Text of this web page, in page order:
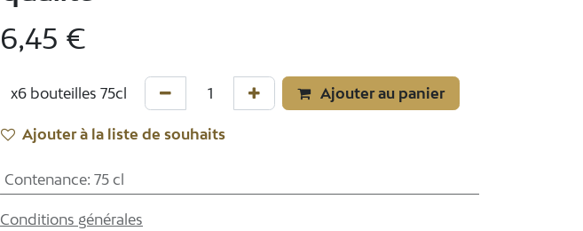
6,45 €
Ajouter au panier
Ajouter à la liste de souhaits
Contenance: 75 cl
Conditions générales